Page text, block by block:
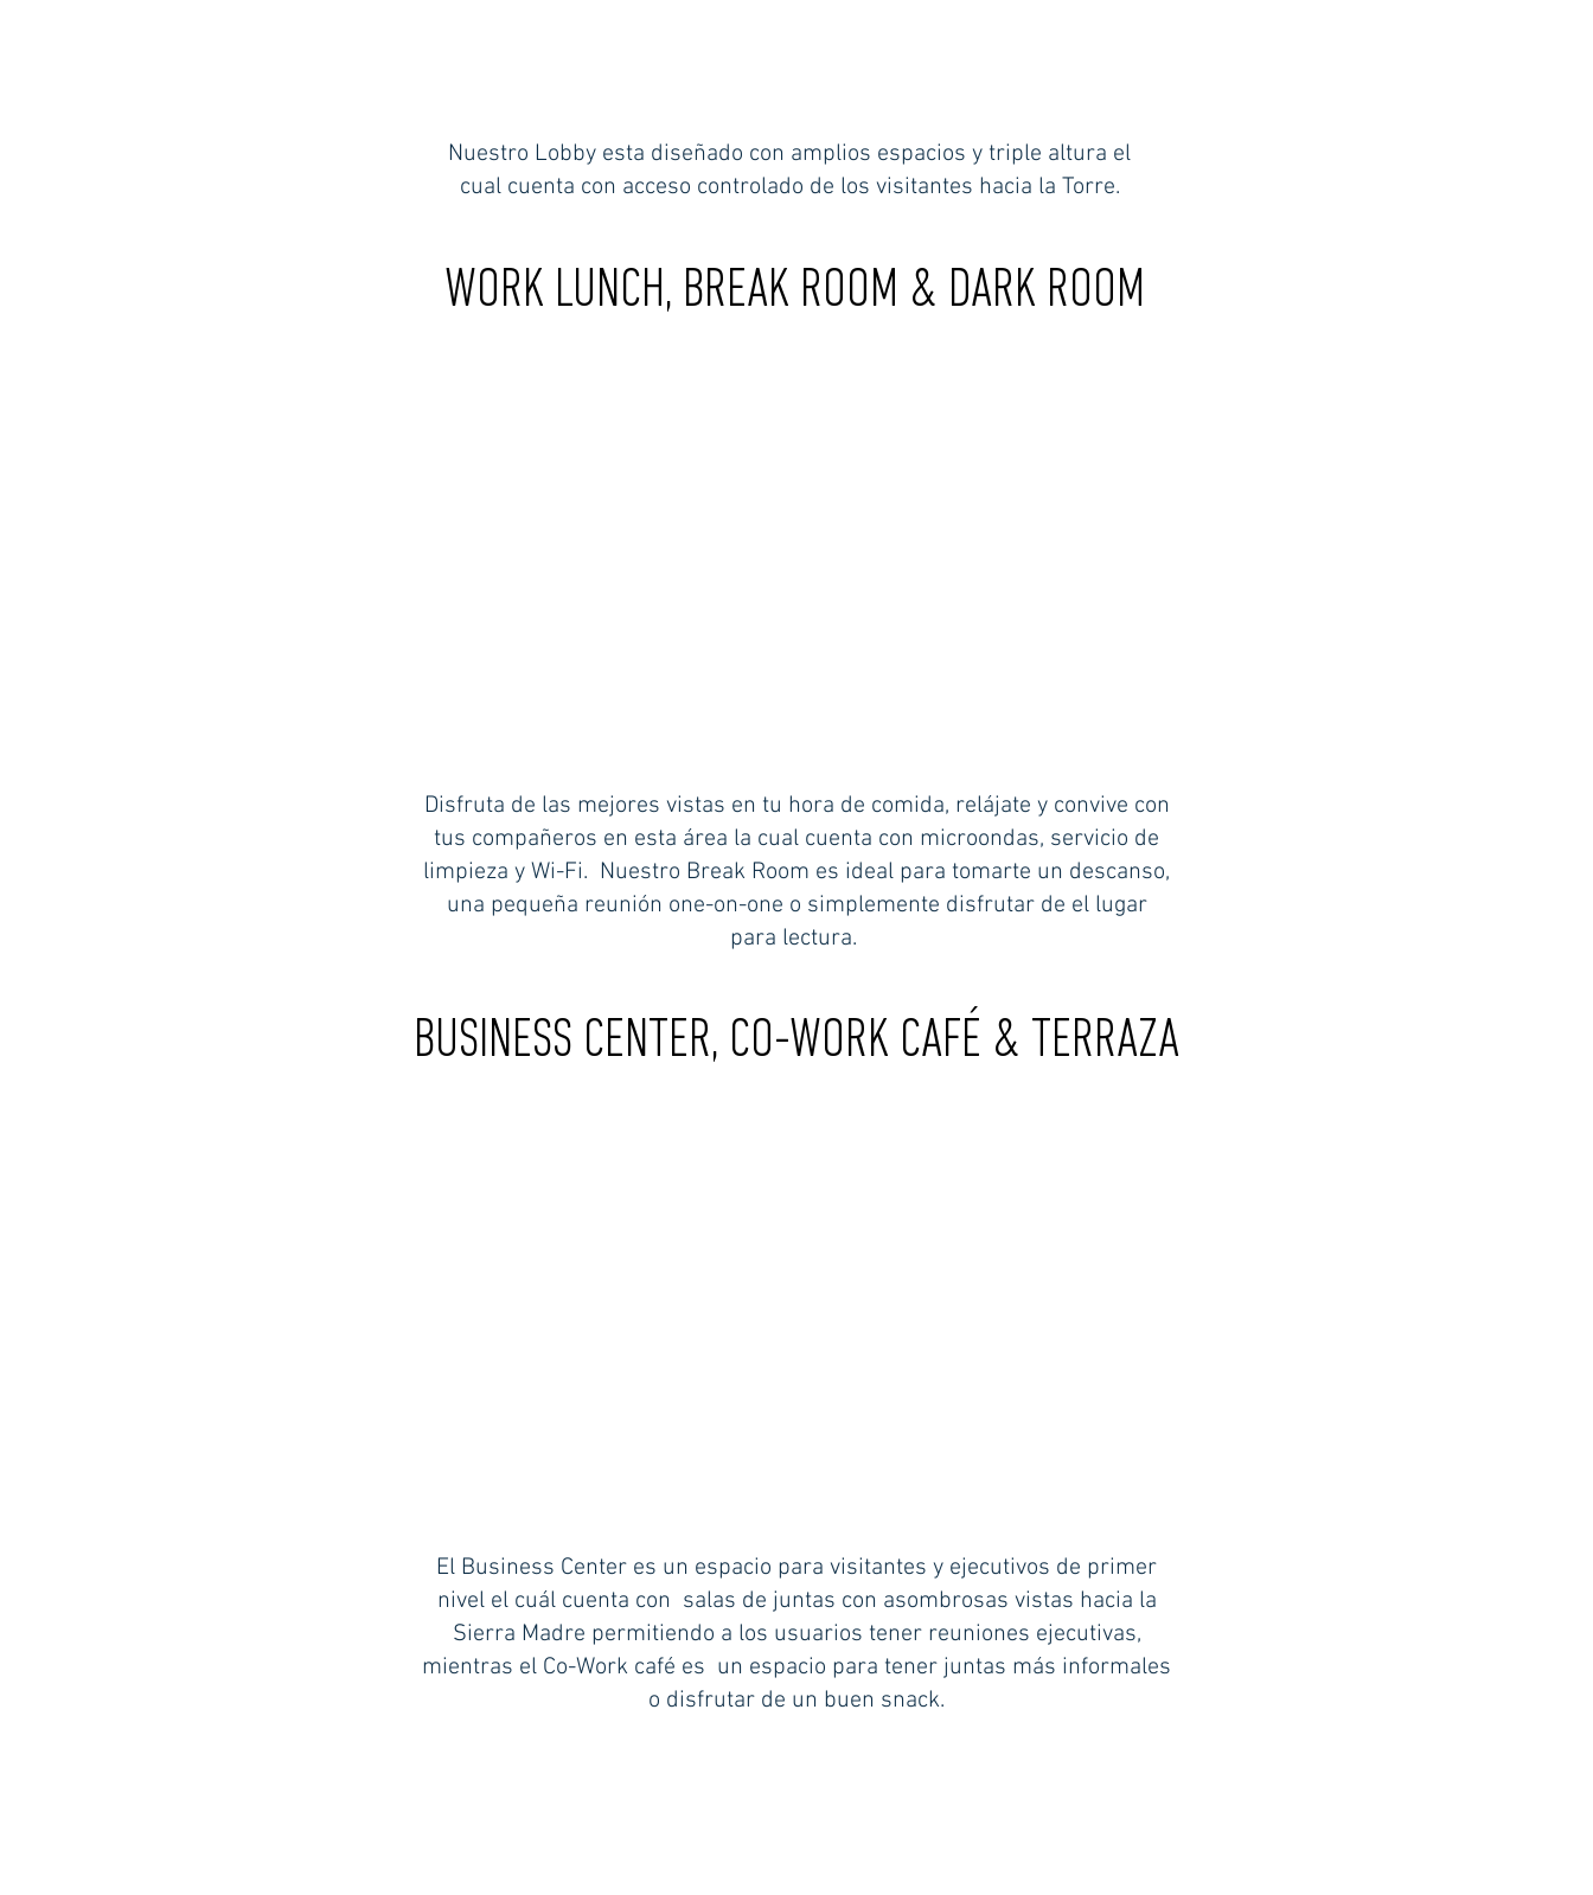
Nuestro Lobby esta diseñado con amplios espacios y triple altura el
cual cuenta con acceso controlado de los visitantes hacia la Torre.
WORK LUNCH, BREAK ROOM & DARK ROOM
Disfruta de las mejores vistas en tu hora de comida, relájate y convive con
tus compañeros en esta área la cual cuenta con microondas, servicio de
limpieza y Wi-Fi. Nuestro Break Room es ideal para tomarte un descanso,
una pequeña reunión one-on-one o simplemente disfrutar de el lugar
para lectura.
BUSINESS CENTER, CO-WORK CAFÉ & TERRAZA
El Business Center es un espacio para visitantes y ejecutivos de primer
nivel el cuál cuenta con salas de juntas con asombrosas vistas hacia la
Sierra Madre permitiendo a los usuarios tener reuniones ejecutivas,
mientras el Co-Work café es un espacio para tener juntas más informales
o disfrutar de un buen snack.